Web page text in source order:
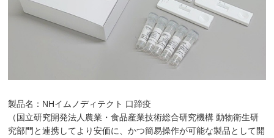
製品名：NHイムノディテクト 口蹄疫
（国立研究開発法人農業・食品産業技術総合研究機構 動物衛生研
究部門と連携してより安価に、かつ簡易操作が可能な製品として開